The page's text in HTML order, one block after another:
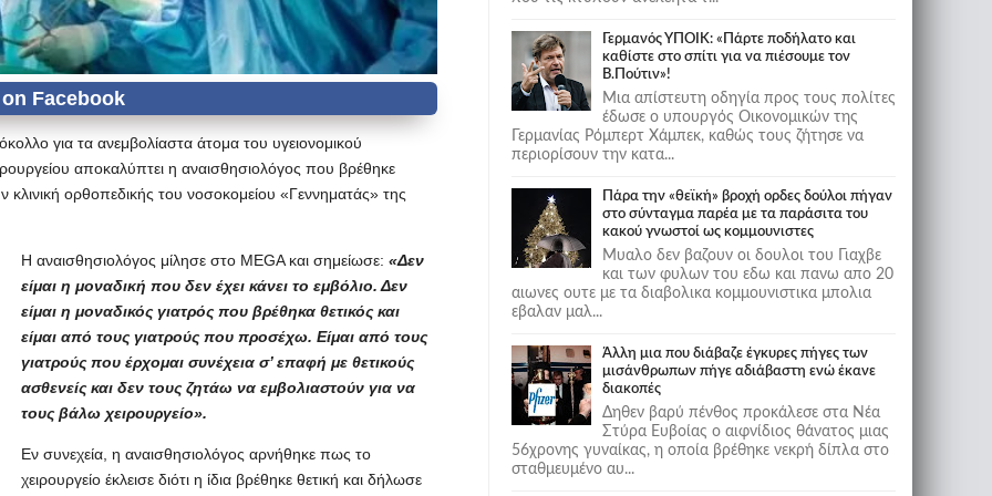
για τα ανεμβολίαστα άτομα του υγειονομικού
αποκαλύπτει η αναισθησιολόγος που βρέθηκε
κλινική ορθοπεδικής του νοσοκομείου «Γεννηματάς» της
Η αναισθησιολόγος μίλησε στο MEGA και σημείωσε: «Δεν
είμαι η μοναδική που δεν έχει κάνει το εμβόλιο. Δεν
είμαι η μοναδικός γιατρός που βρέθηκα θετικός και
είμαι από τους γιατρούς που προσέχω. Είμαι από τους
γιατρούς που έρχομαι συνέχεια σ’ επαφή με θετικούς
ασθενείς και δεν τους ζητάω να εμβολιαστούν για να
τους βάλω χειρουργείο».
Εν συνεχεία, η αναισθησιολόγος αρνήθηκε πως το
χειρουργείο έκλεισε διότι η ίδια βρέθηκε θετική και δήλωσε
Γερμανός ΥΠΟΙΚ: «Πάρτε ποδήλατο και
καθίστε στο σπίτι για να πιέσουμε τον
Β.Πούτιν»!
Μια απίστευτη οδηγία προς τους πολίτες
έδωσε ο υπουργός Οικονομικών της
Γερμανίας Ρόμπερτ Χάμπεκ, καθώς τους ζήτησε να
περιορίσουν την κατα...
Πάρα την «θεϊκή» βροχή ορδες δούλοι πήγαν
στο σύνταγμα παρέα με τα παράσιτα του
κακού γνωστοί ως κομμουνιστες
Μυαλο δεν βαζουν οι δουλοι του Γιαχβε
και των φυλων του εδω και πανω απο 20
αιωνες ουτε με τα διαβολικα κομμουνιστικα μπολια
εβαλαν μαλ...
Άλλη μια που διάβαζε έγκυρες πήγες των
μισάνθρωπων πήγε αδιάβαστη ενώ έκανε
διακοπές
Δηθεν βαρύ πένθος προκάλεσε στα Νέα
Στύρα Ευβοίας ο αιφνίδιος θάνατος μιας
56χρονης γυναίκας, η οποία βρέθηκε νεκρή δίπλα στο
σταθμευμένο αυ...